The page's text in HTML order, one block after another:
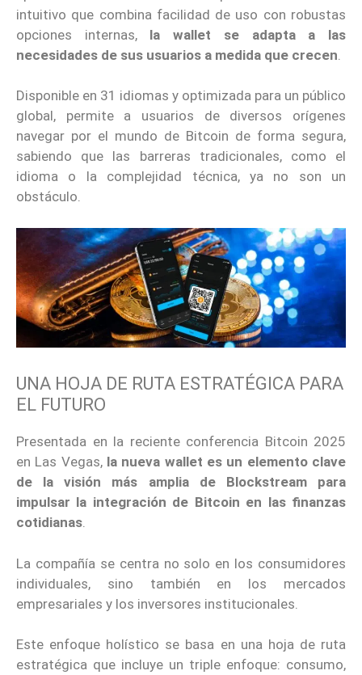
intuitivo que combina facilidad de uso con robustas
opciones internas,la wallet se adapta a las
necesidades de sus usuarios a medida que crecen
Disponible en 31 idiomas y optimizada para un público
global, permite a usuarios de diversos orígenes
navegar por el mundo de Bitcoin de forma segura,
sabiendo que las barreras tradicionales, como el
idioma o la complejidad técnica, ya no son un
obstáculo.
UNA HOJA DE RUTA ESTRATÉGICA PARA
EL FUTURO
Presentada en la reciente conferencia Bitcoin 2025
en Las Vegas,la nueva wallet es un elemento clave
de la visión más amplia de Blockstream para
impulsar la integración de Bitcoin en las finanzas
cotidianas.
La compañía se centra no solo en los consumidores
individuales, sino también en los mercados
empresariales y los inversores institucionales.
Este enfoque holístico se basa en una hoja de ruta
estratégica que incluye un triple enfoque: consumo,